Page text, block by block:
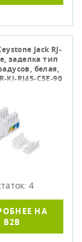
Jack RJ-
заделка тип
белая,
KJ-RJ45-C5E-90
4
НА
B2B